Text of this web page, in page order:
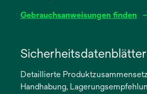
Gebrauchsanweisungen finden
neuen
Registerkarte
Sicherheitsdatenblätter
Detaillierte
Handhabung,